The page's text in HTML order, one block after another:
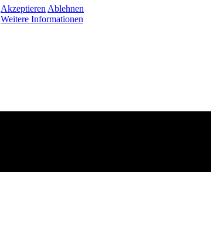
Akzeptieren Ablehnen
Weitere Informationen